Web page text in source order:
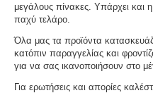
μεγάλους πίνακες. Υπάρχει και
παχύ τελάρο.
Όλα μας τα προϊόντα
κατόπιν παραγγελίας και
για να σας ικανοποιήσουν στο
Για ερωτήσεις και απορίες